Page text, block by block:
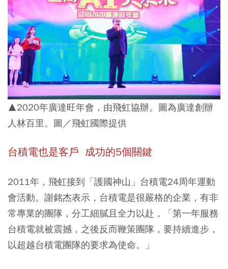
▲2020年廣達旺年會，由飛虹協辦。圖為廣達創辦
人林百里。圖／飛虹國際提供
台積電也是客戶 成功的5個關鍵
2011年，飛虹接到「護國神山」台積電24周年運動
會活動。謝銘杰表示，台積電是很嚴格的企業，有非
常專業的團隊，分工細膩且全力以赴，「第一年服務
台積電就被震撼，之後反而鞭策團隊，要持續進步，
以超越台積電團隊的要求為使命。」